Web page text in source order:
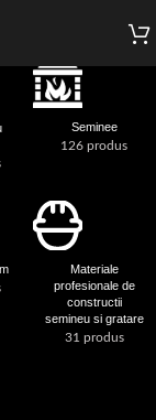
Seminee
126 produs
Materiale
profesionale de
constructii
semineu si gratare
31 produs